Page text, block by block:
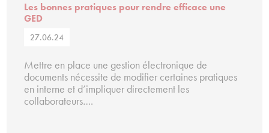
Les bonnes pratiques pour rendre efficace une
GED
27.06.24
Mettre en place une gestion électronique de
documents nécessite de modifier certaines pratiques
en interne et d’impliquer directement les
collaborateurs….